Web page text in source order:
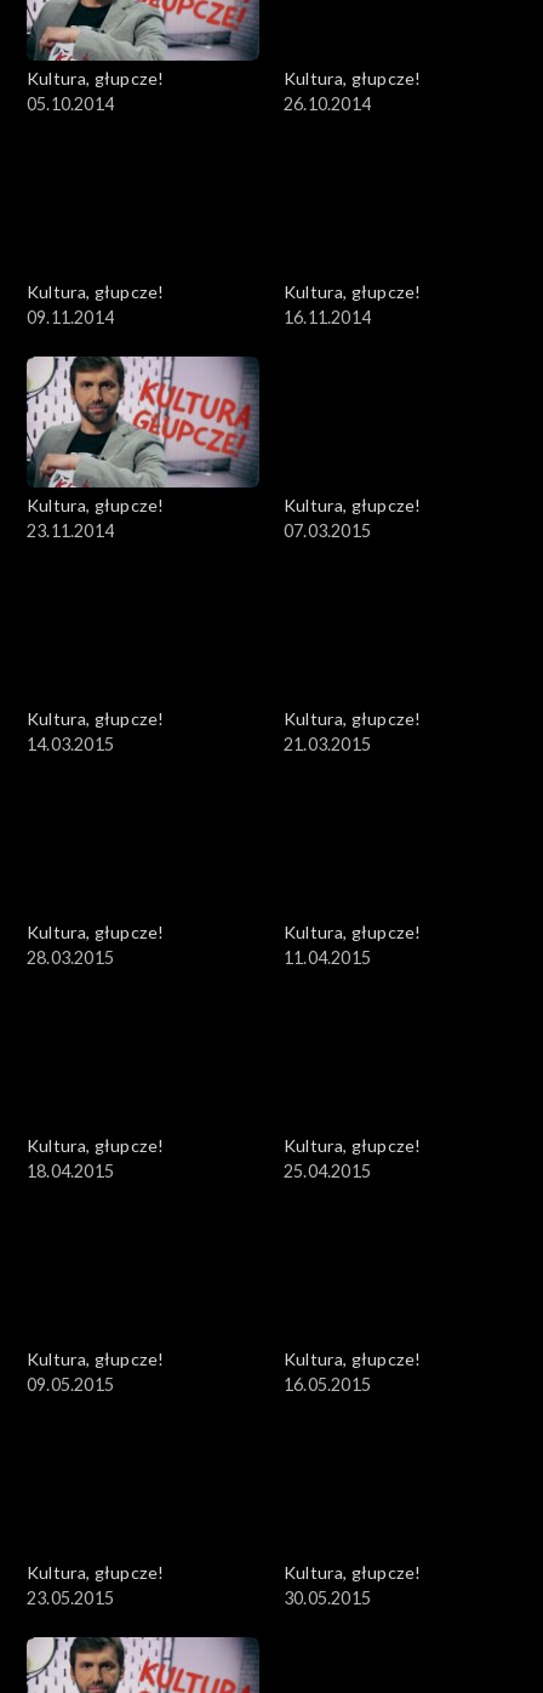
Kultura, głupcze!
05.10.2014
Kultura, głupcze!
26.10.2014
Kultura, głupcze!
09.11.2014
Kultura, głupcze!
16.11.2014
Kultura, głupcze!
23.11.2014
Kultura, głupcze!
07.03.2015
Kultura, głupcze!
14.03.2015
Kultura, głupcze!
21.03.2015
Kultura, głupcze!
28.03.2015
Kultura, głupcze!
11.04.2015
Kultura, głupcze!
18.04.2015
Kultura, głupcze!
25.04.2015
Kultura, głupcze!
09.05.2015
Kultura, głupcze!
16.05.2015
Kultura, głupcze!
23.05.2015
Kultura, głupcze!
30.05.2015